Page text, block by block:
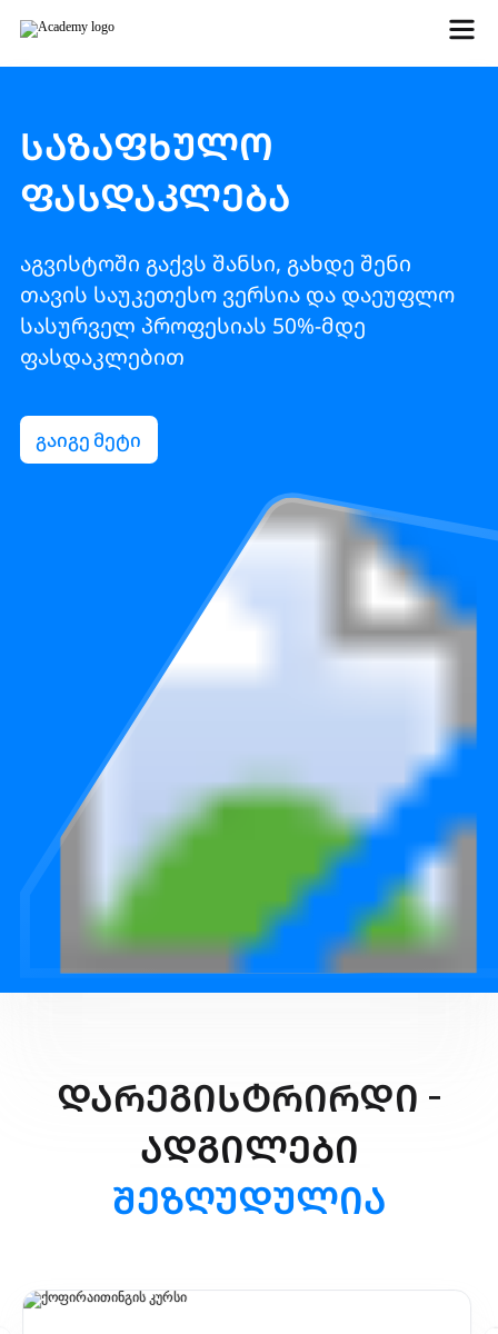
საზაფხულო
ფასდაკლება
აგვისტოში გაქვს შანსი, გახდე შენი
თავის საუკეთესო ვერსია და დაეუფლო
სასურველ პროფესიას 50%-მდე
ფასდაკლებით
გაიგე მეტი
დარეგისტრირდი -
ადგილები
შეზღუდულია